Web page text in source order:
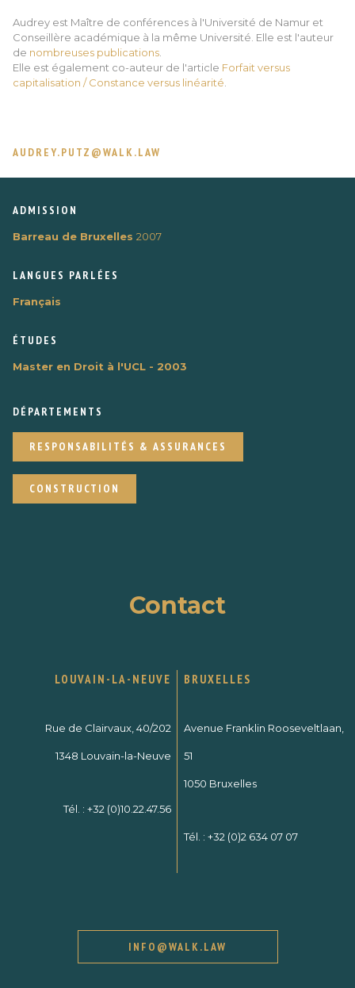
Audrey est Maître de conférences à l'Université de Namur et
Conseillère académique à la même Université. Elle est l'auteur
de nombreuses publications
Elle est également co-auteur de l'article Forfait versus
capitalisation / Constance versus linéarité
AUDREY.PUTZ@WALK.LAW
ADMISSION
Barreau de Bruxelles 2007
LANGUES PARLÉES
Français
ÉTUDES
Master en Droit à l'UCL - 2003
DÉPARTEMENTS
RESPONSABILITÉS & ASSURANCES
CONSTRUCTION
Contact
LOUVAIN-LA-NEUVE
Rue de Clairvaux, 40/202
1348 Louvain-la-Neuve
Tél. : +32 (0)10.22.47.56
BRUXELLES
Avenue Franklin Rooseveltlaan,
51
1050 Bruxelles
Tél. : +32 (0)2 634 07 07
INFO@WALK.LAW